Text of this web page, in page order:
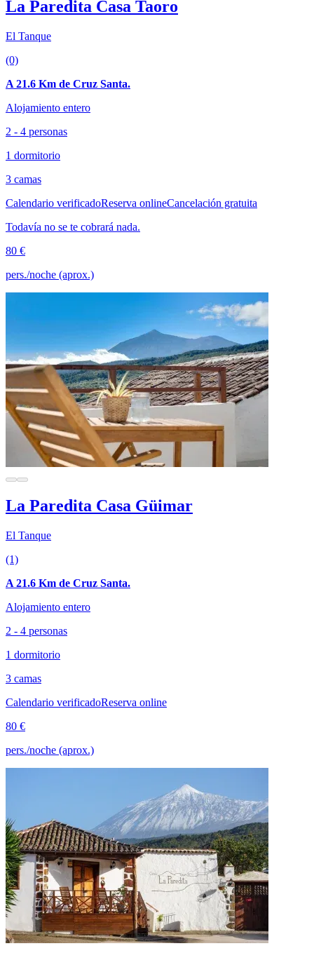
La Paredita Casa Taoro
El Tanque
(0)
A 21.6 Km de Cruz Santa.
Alojamiento entero
2 - 4 personas
1 dormitorio
3 camas
Calendario verificadoReserva onlineCancelación gratuita
Todavía no se te cobrará nada.
80 €
pers./noche (aprox.)
La Paredita Casa Güimar
El Tanque
(1)
A 21.6 Km de Cruz Santa.
Alojamiento entero
2 - 4 personas
1 dormitorio
3 camas
Calendario verificadoReserva online
80 €
pers./noche (aprox.)